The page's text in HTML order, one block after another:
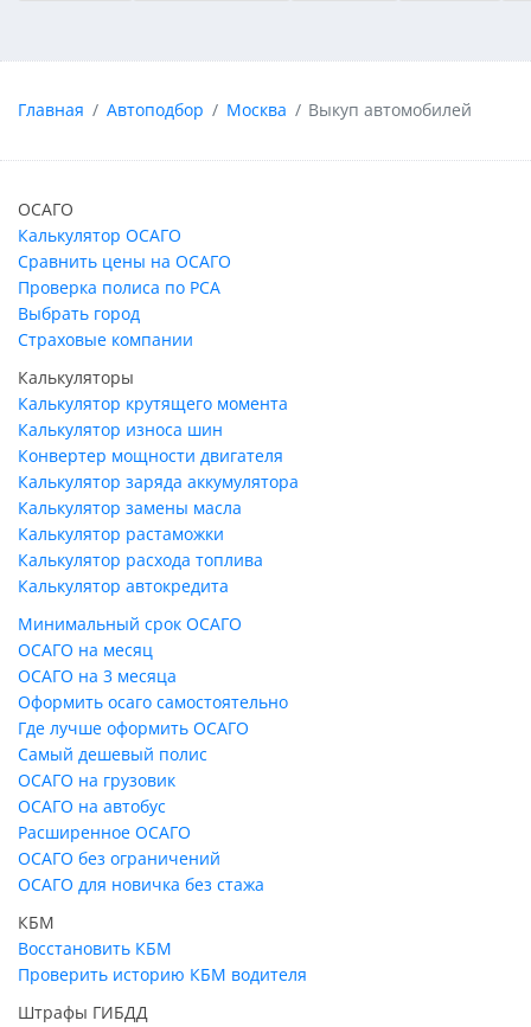
Главная Автоподбор Москва Выкуп автомобилей
ОСАГО
Калькулятор ОСАГО
Сравнить цены на ОСАГО
Проверка полиса по РСА
Выбрать город
Страховые компании
Калькуляторы
Калькулятор крутящего момента
Калькулятор износа шин
Конвертер мощности двигателя
Калькулятор заряда аккумулятора
Калькулятор замены масла
Калькулятор растаможки
Калькулятор расхода топлива
Калькулятор автокредита
Минимальный срок ОСАГО
ОСАГО на месяц
ОСАГО на 3 месяца
Оформить осаго самостоятельно
Где лучше оформить ОСАГО
Самый дешевый полис
ОСАГО на грузовик
ОСАГО на автобус
Расширенное ОСАГО
ОСАГО без ограничений
ОСАГО для новичка без стажа
КБМ
Восстановить КБМ
Проверить историю КБМ водителя
Штрафы ГИБДД